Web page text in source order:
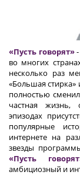
«Пусть говорят»-
во многих
несколько раз
«Большая стирка»
полностью
частная жизнь,
эпизодах
популярные
интернете на
звезды
«Пусть
амбициозный и